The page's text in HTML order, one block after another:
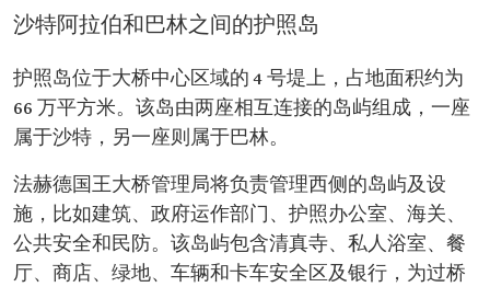
沙特阿拉伯和巴林之间的护照岛
护照岛位于大桥中心区域的 4 号堤上，占地面积约为
66 万平方米。该岛由两座相互连接的岛屿组成，一座
属于沙特，另一座则属于巴林。
法赫德国王大桥管理局将负责管理西侧的岛屿及设
施，比如建筑、政府运作部门、护照办公室、海关、
公共安全和民防。该岛屿包含清真寺、私人浴室、餐
厅、商店、绿地、车辆和卡车安全区及银行，为过桥